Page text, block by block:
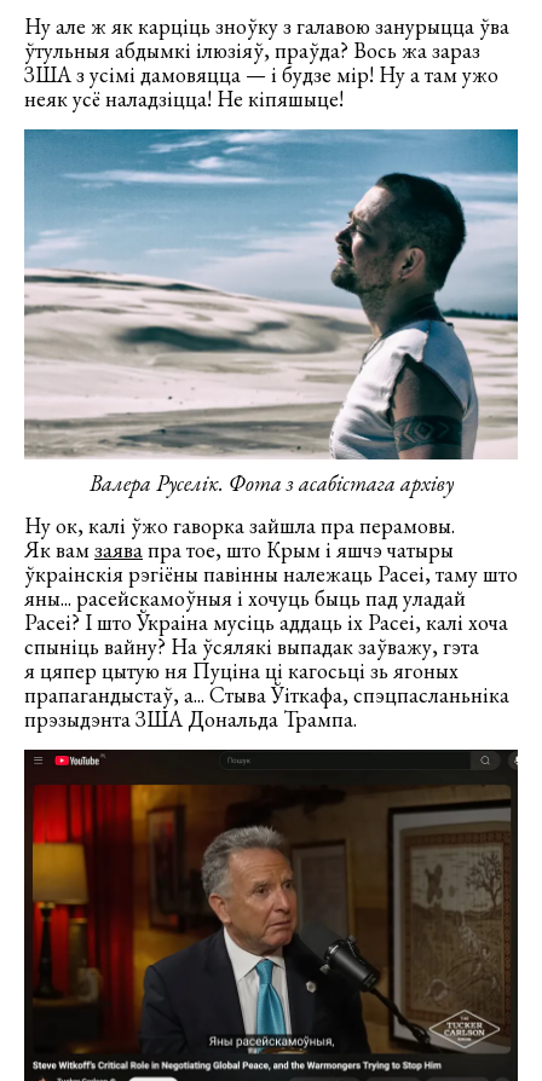
Ну але ж як карціць зноўку з галавою занурыцца ўва
ўтульныя абдымкі ілюзіяў, праўда? Вось жа зараз
ЗША з усімі дамовяцца — і будзе мір! Ну а там ужо
неяк усё наладзіцца! Не кіпяшыце!
Валера Руселік. Фота з асабістага архіву
Ну ок, калі ўжо гаворка зайшла пра перамовы.
Як вамзаявапра тое, што Крым і яшчэ чатыры
ўкраінскія рэгіёны павінны належаць Расеі, таму што
яны... расейскамоўныя і хочуць быць пад уладай
Расеі? І што Ўкраіна мусіць аддаць іх Расеі, калі хоча
спыніць вайну? На ўсялякі выпадак заўважу, гэта
я цяпер цытую ня Пуціна ці кагосьці зь ягоных
прапагандыстаў, а... Стыва Ўіткафа, спэцпасланьніка
прэзыдэнта ЗША Дональда Трампа.